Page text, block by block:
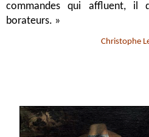
commandes qui affluent, il
borateurs. »
Christophe